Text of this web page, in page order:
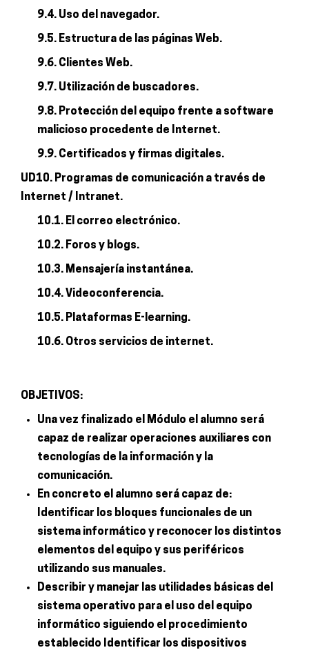
9.4. Uso del navegador.
9.5. Estructura de las páginas Web.
9.6. Clientes Web.
9.7. Utilización de buscadores.
9.8. Protección del equipo frente a software
malicioso procedente de Internet.
9.9. Certificados y firmas digitales.
UD10. Programas de comunicación a través de
Internet / Intranet.
10.1. El correo electrónico.
10.2. Foros y blogs.
10.3. Mensajería instantánea.
10.4. Videoconferencia.
10.5. Plataformas E-learning.
10.6. Otros servicios de internet.
OBJETIVOS:
Una vez finalizado el Módulo el alumno será
capaz de realizar operaciones auxiliares con
tecnologías de la información y la
comunicación.
En concreto el alumno será capaz de:
Identificar los bloques funcionales de un
sistema informático y reconocer los distintos
elementos del equipo y sus periféricos
utilizando sus manuales.
Describir y manejar las utilidades básicas del
sistema operativo para el uso del equipo
informático siguiendo el procedimiento
establecido Identificar los dispositivos